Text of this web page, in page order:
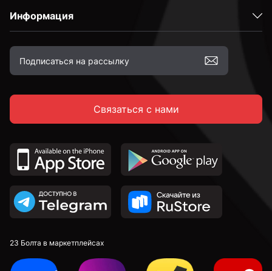
Информация
Связаться с нами
23 Болта в маркетплейсах